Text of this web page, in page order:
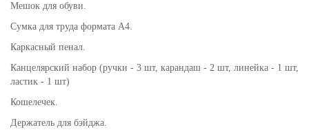
Мешок для обуви.
Сумка для труда формата А4.
Каркасный пенал.
Канцелярский набор (ручки - 3 шт, карандаш - 2 шт, линейка - 1 шт,
ластик - 1 шт)
Кошелечек.
Держатель для бэйджа.